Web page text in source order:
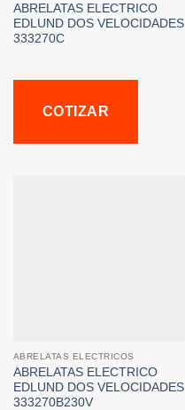
ABRELATAS ELECTRICO
EDLUND DOS VELOCIDADES
333270C
COTIZAR
ABRELATAS ELECTRICOS
ABRELATAS ELECTRICO
EDLUND DOS VELOCIDADES
333270B230V